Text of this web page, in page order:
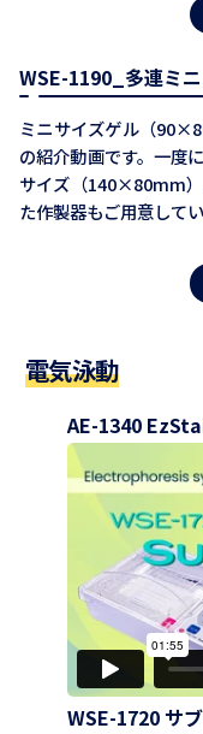
WSE-1190_多連ミ
ミニサイズゲル（
の紹介動画です。一度
サイズ（140×80mm
た作製器もご用意してい
電気泳動
AE-1340
WSE-1720 サ